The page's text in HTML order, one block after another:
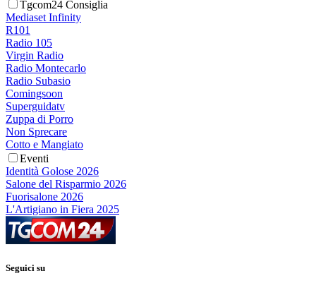
Tgcom24 Consiglia
Mediaset Infinity
R101
Radio 105
Virgin Radio
Radio Montecarlo
Radio Subasio
Comingsoon
Superguidatv
Zuppa di Porro
Non Sprecare
Cotto e Mangiato
Eventi
Identità Golose 2026
Salone del Risparmio 2026
Fuorisalone 2026
L'Artigiano in Fiera 2025
Seguici su